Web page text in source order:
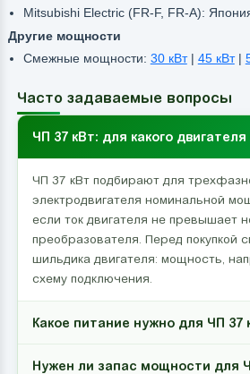
Mitsubishi Electric (FR-F, FR-A):
Другие мощности
Смежные мощности: 30 кВт| 45 кВт|
Часто задаваемые вопросы
ЧП 37 кВт: для какого
ЧП 37 кВт подбирают для
электродвигателя номинальной
если ток двигателя не превышает
преобразователя. Перед покупкой
шильдика двигателя: мощность,
схему подключения.
Какое питание нужно для ЧП 37
Нужен ли запас мощности для